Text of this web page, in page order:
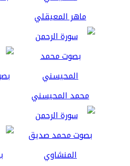
ماهر المعيقلي
محمد المحيسني